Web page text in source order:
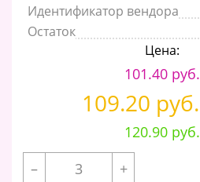
Идентификатор вендора
Остаток
Цена:
101.40 руб.
109.20 руб.
120.90 руб.
–
+